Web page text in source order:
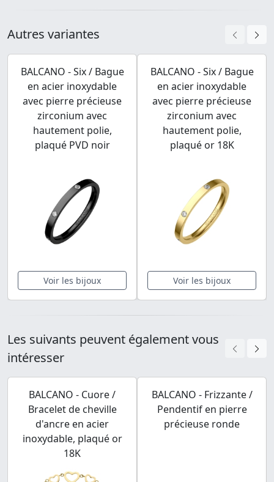
Autres variantes
BALCANO - Six / Bague
en acier inoxydable
avec pierre précieuse
zirconium avec
hautement polie,
plaqué PVD noir
Voir les bijoux
BALCANO - Six / Bague
en acier inoxydable
avec pierre précieuse
zirconium avec
hautement polie,
plaqué or 18K
Voir les bijoux
Les suivants peuvent également vous
intéresser
BALCANO - Cuore /
Bracelet de cheville
d'ancre en acier
inoxydable, plaqué or
18K
BALCANO - Frizzante /
Pendentif en pierre
précieuse ronde